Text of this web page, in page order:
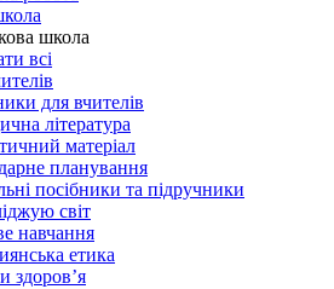
школа
всі
для вчителів
література
матеріал
планування
посібники та підручники
світ
навчання
етика
здоров’я